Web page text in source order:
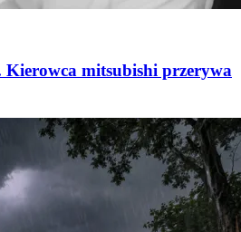
Kierowca mitsubishi przerywa